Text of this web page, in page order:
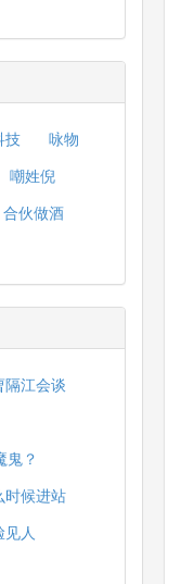
技
咏物
嘲姓倪
合伙做酒
隔江会谈
鬼？
时候进站
见人